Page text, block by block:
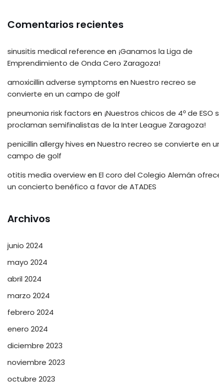
Comentarios recientes
sinusitis medical reference en ¡Ganamos la Liga de
Emprendimiento de Onda Cero Zaragoza!
amoxicillin adverse symptoms en Nuestro recreo se
convierte en un campo de golf
pneumonia risk factors en ¡Nuestros chicos de 4º de ESO
proclaman semifinalistas de la Inter League Zaragoza!
penicillin allergy hives en Nuestro recreo se convierte en
campo de golf
otitis media overviewen El coro del Colegio Alemán
un concierto benéfico a favor de ATADES
Archivos
junio 2024
mayo 2024
abril 2024
marzo 2024
febrero 2024
enero 2024
diciembre 2023
noviembre 2023
octubre 2023